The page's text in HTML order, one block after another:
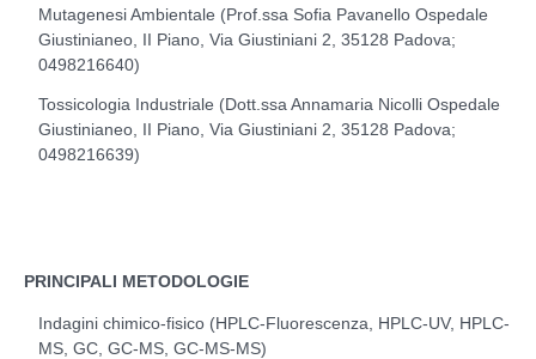
Mutagenesi Ambientale (Prof.ssa Sofia Pavanello Ospedale
Giustinianeo, II Piano, Via Giustiniani 2, 35128 Padova;
0498216640)
Tossicologia Industriale (Dott.ssa Annamaria Nicolli Ospedale
Giustinianeo, II Piano, Via Giustiniani 2, 35128 Padova;
0498216639)
PRINCIPALI METODOLOGIE
Indagini chimico-fisico (HPLC-Fluorescenza, HPLC-UV, HPLC-
MS, GC, GC-MS, GC-MS-MS)